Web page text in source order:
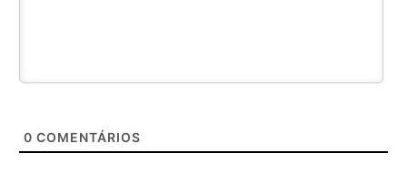
0 COMENTÁRIOS